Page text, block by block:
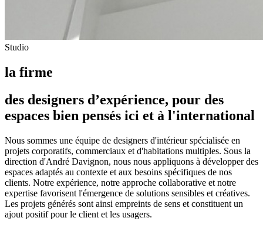
Studio
la firme
des designers d’expérience, pour des
espaces bien pensés ici et à l'international
Nous sommes une équipe de designers d'intérieur spécialisée en
projets corporatifs, commerciaux et d'habitations multiples. Sous la
direction d'André Davignon, nous nous appliquons à développer des
espaces adaptés au contexte et aux besoins spécifiques de nos
clients. Notre expérience, notre approche collaborative et notre
expertise favorisent l'émergence de solutions sensibles et créatives.
Les projets générés sont ainsi empreints de sens et constituent un
ajout positif pour le client et les usagers.